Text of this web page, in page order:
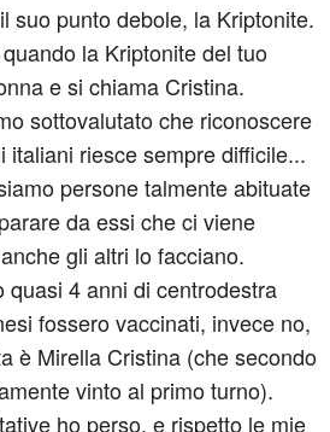
suo punto debole, la Kriptonite.
la Kriptonite del tuo
e si chiama Cristina.
sottovalutato che riconoscere
italiani riesce sempre difficile...
persone talmente abituate
da essi che ci viene
gli altri lo facciano.
quasi 4 anni di centrodestra
fossero vaccinati, invece no,
è Mirella Cristina (che secondo
vinto al primo turno).
ho perso, e rispetto le mie